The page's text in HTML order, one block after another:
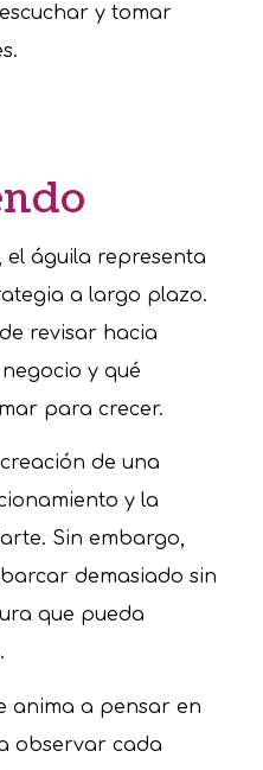
y tomar
águila representa
a largo plazo.
revisar hacia
y qué
para crecer.
de una
y la
Sin embargo,
demasiado sin
que pueda
anima a pensar en
observar cada